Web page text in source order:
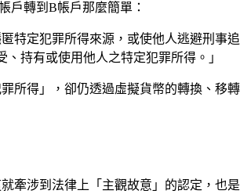
戶轉到B帳戶那麼簡單：
特定犯罪所得來源，或使他人逃避刑
持有或使用他人之特定犯罪所得。」
所得」，卻仍透過虛擬貨幣的轉換、移
涉到法律上「主觀故意」的認定，也